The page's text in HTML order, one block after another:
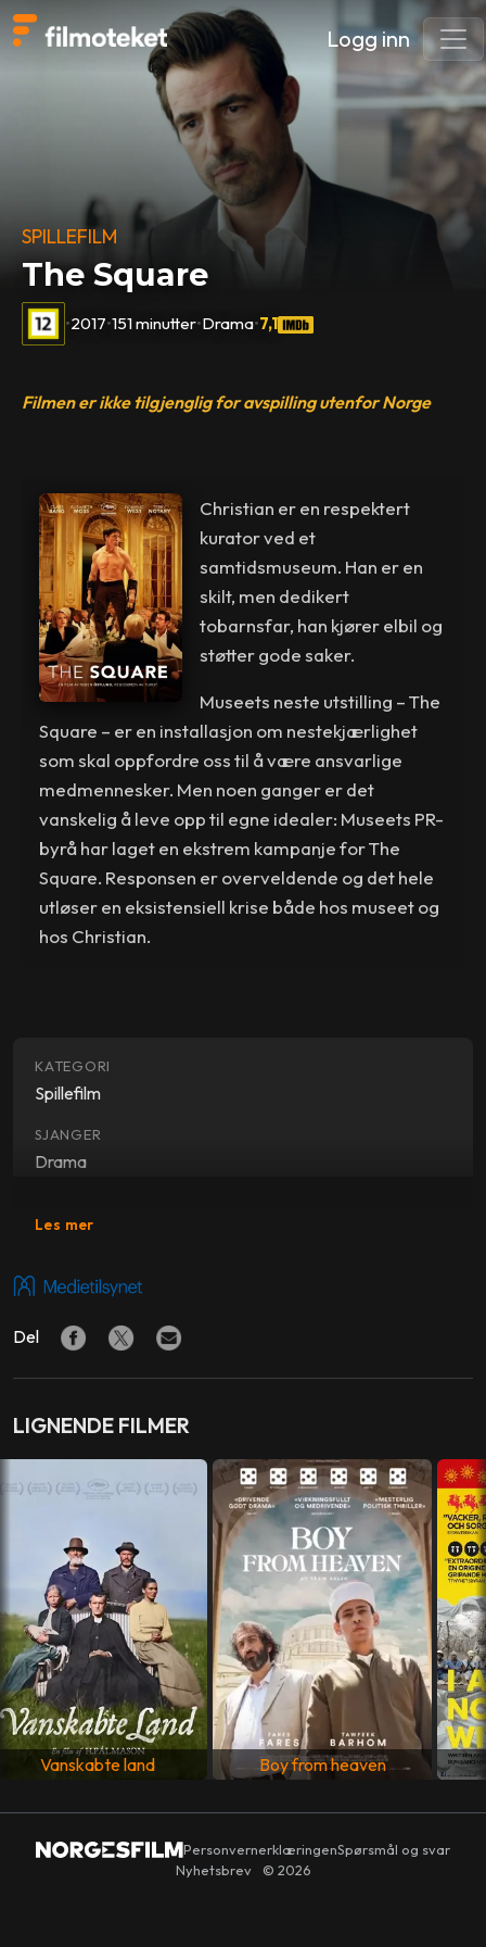
Logg inn
SPILLEFILM
The Square
•2017•151 minutter•Drama•7,1
Filmen er ikke tilgjenglig for avspilling utenfor Norge
Christian er en respektert
kurator ved et
samtidsmuseum. Han er en
skilt, men dedikert
tobarnsfar, han kjører elbil og
støtter gode saker.
Museets neste utstilling – The
Square – er en installasjon om nestekjærlighet
som skal oppfordre oss til å være ansvarlige
medmennesker. Men noen ganger er det
vanskelig å leve opp til egne idealer: Museets PR-
byrå har laget en ekstrem kampanje for The
Square. Responsen er overveldende og det hele
utløser en eksistensiell krise både hos museet og
hos Christian.
KATEGORI
Spillefilm
SJANGER
Drama
Claes Bang
REGI
Philippe Bober,Erik Hemmendorff
Tyskland,Sverige
Engelsk Dansk
Les mer
Del
LIGNENDE FILMER
Vanskabte land Boy from heaven
PersonvernerklæringenSpørsmål og svar
Nyhetsbrev
© 2026